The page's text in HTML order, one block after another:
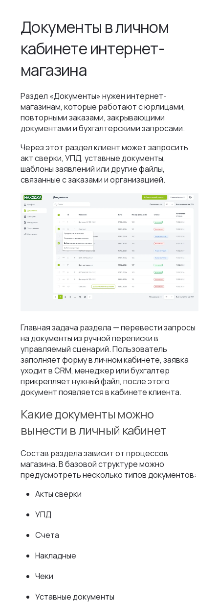
Документы в личном
кабинете интернет-
магазина
Раздел «Документы» нужен интернет-
магазинам, которые работают с юрлицами,
повторными заказами, закрывающими
документами и бухгалтерскими запросами.
Через этот раздел клиент может запросить
акт сверки, УПД, уставные документы,
шаблоны заявлений или другие файлы,
связанные с заказами и организацией.
Главная задача раздела — перевести запросы
на документы из ручной переписки в
управляемый сценарий. Пользователь
заполняет форму в личном кабинете, заявка
уходит в CRM, менеджер или бухгалтер
прикрепляет нужный файл, после этого
документ появляется в кабинете клиента.
Какие документы можно
вынести в личный кабинет
Состав раздела зависит от процессов
магазина. В базовой структуре можно
предусмотреть несколько типов документов:
Акты сверки
УПД
Счета
Накладные
Чеки
Уставные документы